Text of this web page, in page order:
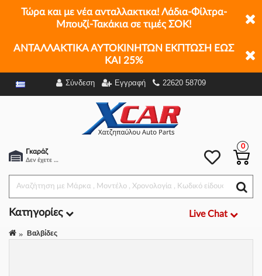
Τώρα και με νέα ανταλλακτικα! Λάδια-Φίλτρα-
Μπουζί-Τακάκια σε τιμές ΣΟΚ!
ΑΝΤΑΛΛΑΚΤΙΚΑ ΑΥΤΟΚΙΝΗΤΩΝ ΕΚΠΤΩΣΗ ΕΩΣ
ΚΑΙ 25%
Σύνδεση Εγγραφή 22620 58709
Γκαράζ
Δεν έχετε επιλέξει αμάξι.
0
Κατηγορίες Live Chat
Βαλβίδες
Φίλτρα